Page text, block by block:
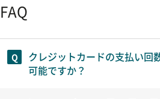
FAQ
クレジットカードの支払い回
可能ですか？